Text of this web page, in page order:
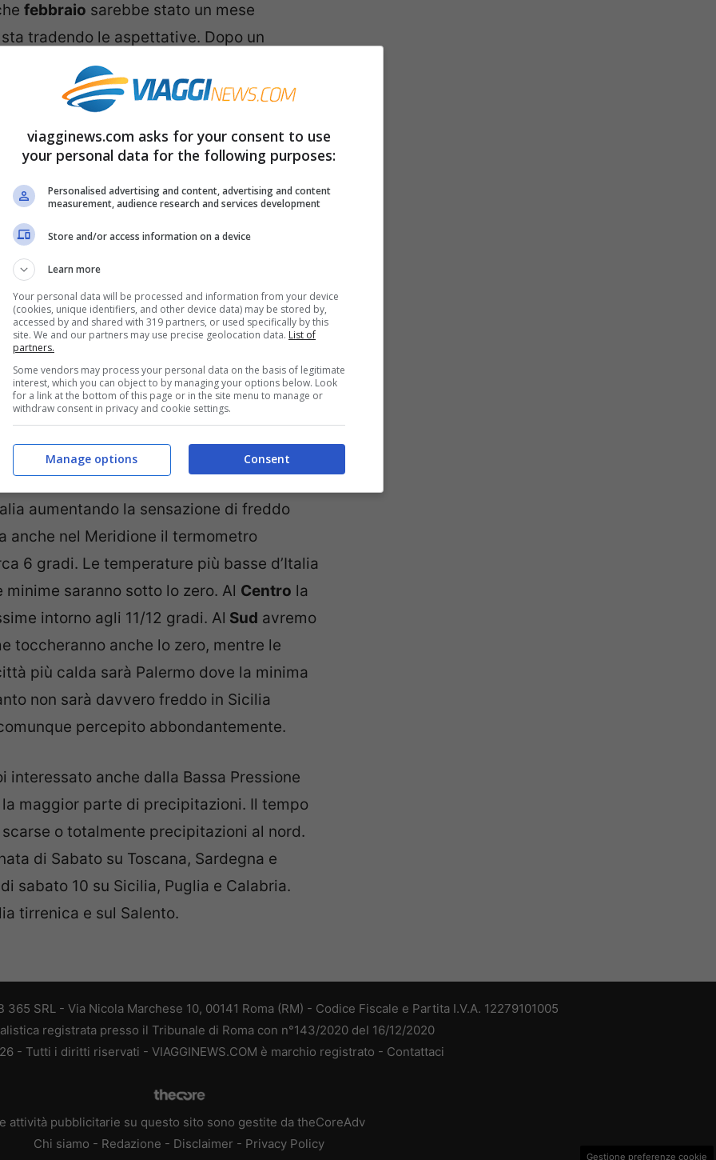
febbraio sarebbe stato un mese
tradendo le aspettative. Dopo un
sopra della media del periodo, il secondo
Le
temperatureinfatti sono in discesa e
portando tutta Italia a battere i denti,
– le temperature sono state
le
anche se a macchia di leopardo. La
finalmente acqua che ci aiuterà a
è posta sull’aria gelida che penetrerà
sull’Italia
a farla da padrone sull’Italia.
provenienti dal Polo Nord che
su tutto lo Stivale. Inoltre i
aumentando la sensazione di freddo
anche nel Meridione il termometro
6 gradi. Le temperature più basse d’Italia
saranno sotto lo zero. Al Centro la
intorno agli 11/12 gradi. Al Sud avremo
toccheranno anche lo zero, mentre le
più calda sarà Palermo dove la minima
non sarà davvero freddo in Sicilia
percepito abbondantemente.
interessato anche dalla Bassa Pressione
maggior parte di precipitazioni. Il tempo
o totalmente precipitazioni al nord.
di Sabato su Toscana, Sardegna e
sabato 10 su Sicilia, Puglia e Calabria.
tirrenica e sul Salento.
SRL - Via Nicola Marchese 10, 00141 Roma (RM) - Codice Fiscale e Partita I.V.A. 12279101005
registrata presso il Tribunale di Roma con n°143/2020 del 16/12/2020
- Tutti i diritti riservati - VIAGGINEWS.COM è marchio registrato - Contattaci
attività pubblicitarie su questo sito sono gestite da theCoreAdv
Chi siamo - Redazione - Disclaimer - Privacy Policy
Gestione preferenze cookie
viagginews.com asks for your consent to use
your personal data for the following purposes:
Personalised advertising and content, advertising and content
measurement, audience research and services development
Store and/or access information on a device
Learn more
Your personal data will be processed and information from your device
(cookies, unique identifiers, and other device data) may be stored by,
accessed by and shared with 319 partners, or used specifically by this
site. We and our partners may use precise geolocation data. List of
partners.
Some vendors may process your personal data on the basis of legitimate
interest, which you can object to by managing your options below. Look
for a link at the bottom of this page or in the site menu to manage or
withdraw consent in privacy and cookie settings.
Consent
Manage options